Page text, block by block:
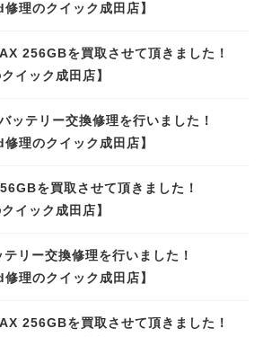
理のクイック成田店】
256GBを買取させて頂きました！
イック成田店】
テリー交換修理を行いました！
理のクイック成田店】
を買取させて頂きました！
イック成田店】
リー交換修理を行いました！
理のクイック成田店】
256GBを買取させて頂きました！